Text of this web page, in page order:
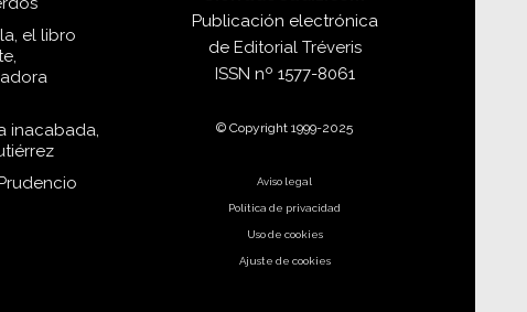
el libro
inacabada,
Publicación electrónica
de Editorial Tréveris
ISSN nº 1577-8061
© Copyright 1999-2025
Aviso legal
Política de privacidad
Uso de cookies
Ajuste de cookies